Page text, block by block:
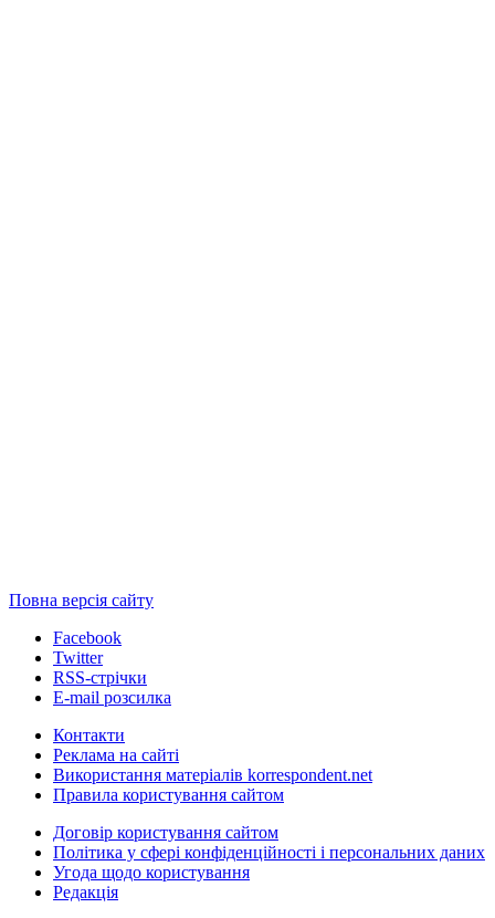
Повна версія сайту
Facebook
Twitter
RSS-стрічки
E-mail розсилка
Контакти
Реклама на сайті
Використання матеріалів korrespondent.net
Правила користування сайтом
Договір користування сайтом
Політика у сфері конфіденційності і персональних даних
Угода щодо користування
Редакція